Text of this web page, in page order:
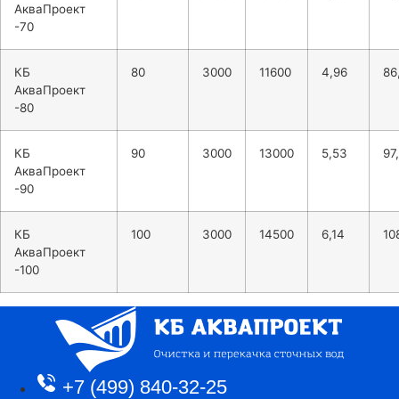
АкваПроект
-70
КБ
АкваПроект
-80
80 3000 11600 4,96
КБ
АкваПроект
-90
90 3000 13000 5,53
КБ
АкваПроект
-100
100 3000 14500 6,14
+7 (499) 840-32-25